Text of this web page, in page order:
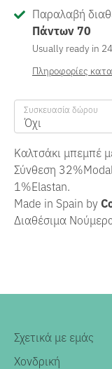
Παραλαβή
Πάντων 70
Usually ready in
Πληροφορίες
Συσκευασία δώρου
Όχι
Καλτσάκι μπεμπέ
Σύνθεση
1%Elastan.
Made in Spain by
Διαθέσιμα
Σχετικά με εμάς
Χονδρική